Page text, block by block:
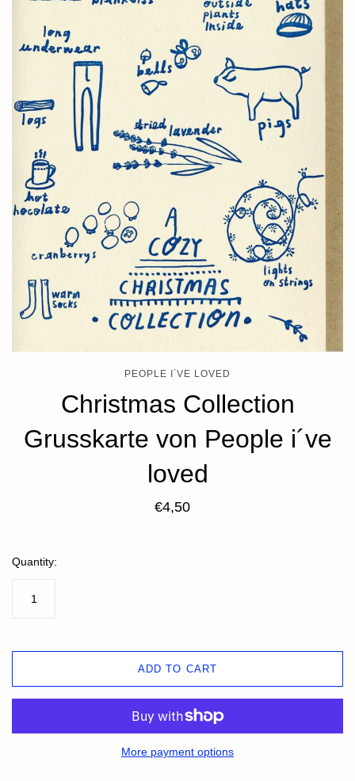
PEOPLE I´VE LOVED
Christmas Collection
Grusskarte von People i´ve
loved
€4,50
Quantity:
ADD TO CART
More payment options